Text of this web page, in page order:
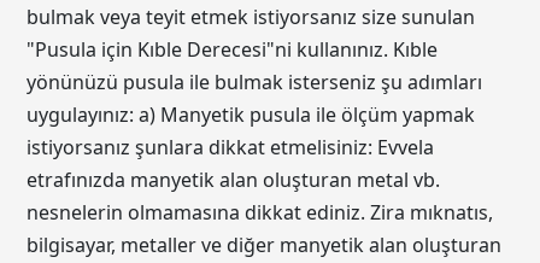
bulmak veya teyit etmek istiyorsanız size sunulan
"Pusula için Kıble Derecesi"ni kullanınız. Kıble
yönünüzü pusula ile bulmak isterseniz şu adımları
uygulayınız: a) Manyetik pusula ile ölçüm yapmak
istiyorsanız şunlara dikkat etmelisiniz: Evvela
etrafınızda manyetik alan oluşturan metal vb.
nesnelerin olmamasına dikkat ediniz. Zira mıknatıs,
bilgisayar, metaller ve diğer manyetik alan oluşturan